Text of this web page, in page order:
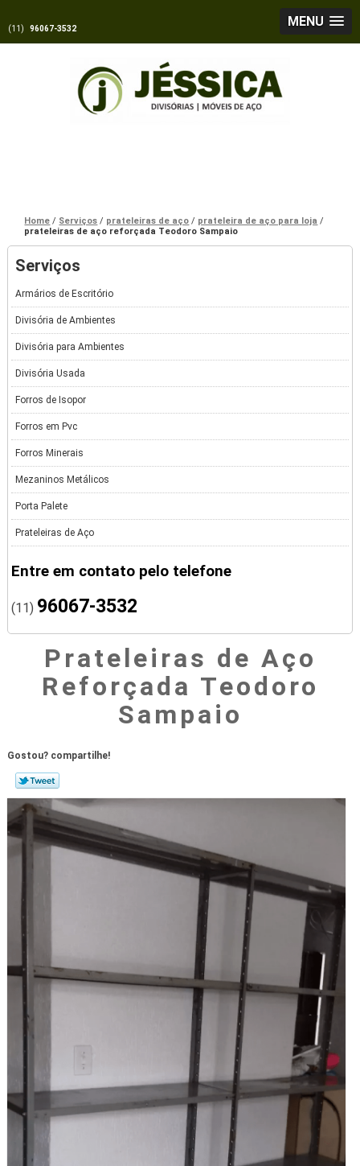
MENU
(11) 96067-3532
Home Serviços prateleiras de aço
prateleira de aço para loja
prateleiras de aço reforçada Teodoro Sampaio
Serviços
Armários de Escritório
Divisória de Ambientes
Divisória para Ambientes
Divisória Usada
Forros de Isopor
Forros em Pvc
Forros Minerais
Mezaninos Metálicos
Porta Palete
Prateleiras de Aço
Entre em contato pelo telefone
(11) 96067-3532
Prateleiras de Aço
Reforçada Teodoro
Sampaio
Gostou? compartilhe!